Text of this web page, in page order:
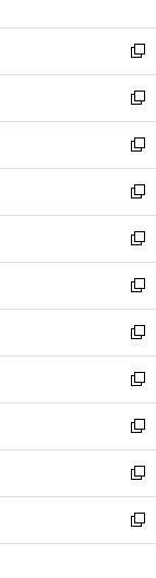
開
く
新
し
い
ウ
ィ
ン
ド
ウ
で
開
く
新
し
い
ウ
ィ
ン
ド
ウ
で
開
く
新
し
い
ウ
ィ
ン
ド
ウ
で
開
く
新
し
い
ウ
ィ
ン
ド
ウ
で
開
く
新
し
い
ウ
ィ
ン
ド
ウ
で
開
く
新
し
い
ウ
ィ
ン
ド
ウ
で
開
く
新
し
い
ウ
ィ
ン
ド
ウ
で
開
新
し
い
ウ
ィ
ン
ド
ウ
新
し
い
ウ
ィ
ン
新
し
い
ウ
新
し